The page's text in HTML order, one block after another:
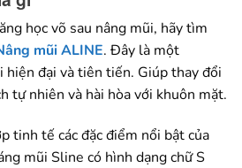
học võ sau nâng mũi, hãy tìm
mũi ALINE. Đây là một
hiện đại và tiên tiến. Giúp thay đổi
tự nhiên và hài hòa với khuôn mặt.
tinh tế các đặc điểm nổi bật của
mũi Sline có hình dạng chữ S